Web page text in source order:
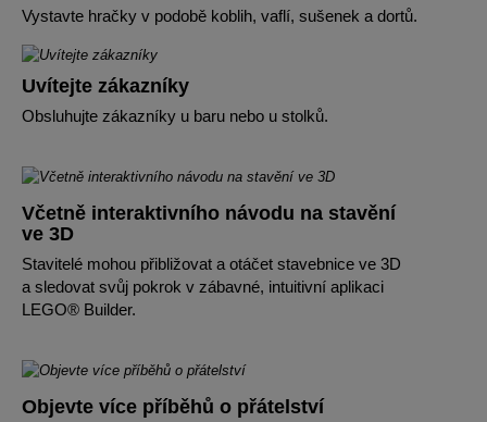
Vystavte hračky v podobě koblih, vaflí, sušenek a dortů.
Uvítejte zákazníky
Obsluhujte zákazníky u baru nebo u stolků.
Včetně interaktivního návodu na stavění
ve 3D
Stavitelé mohou přibližovat a otáčet stavebnice ve 3D
a sledovat svůj pokrok v zábavné, intuitivní aplikaci
LEGO® Builder.
Objevte více příběhů o přátelství